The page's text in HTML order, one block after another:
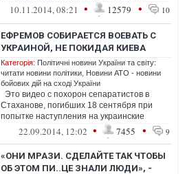
агрессии на Донбассе. Экспозиция н...
10.11.2014, 08:21 • 12579 • 10
ЕФРЕМОВ СОБИРАЕТСЯ ВОЕВАТЬ С
УКРАИНОЙ, НЕ ПОКИДАЯ КИЕВА
Категорія: Політичні новини України та світу:
читати новини політики Новини АТО - новини
бойових дій на сході України
Это видео с похорон сепаратистов в
Стаханове, погибших 18 сентября при
попытке наступления на украинские
позиции. На видео много рыданий и паф...
22.09.2014, 12:02 • 7455 • 9
«ОНИ МРАЗИ. СДЕЛАЙТЕ ТАК ЧТОБЫ
ОБ ЭТОМ ПИ..ЦЕ ЗНАЛИ ЛЮДИ», -